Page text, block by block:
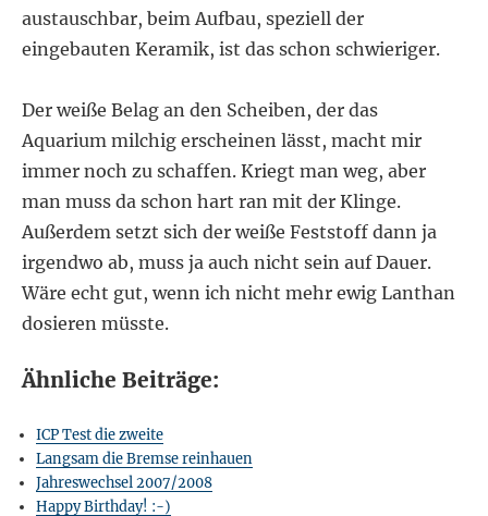
austauschbar, beim Aufbau, speziell der
eingebauten Keramik, ist das schon schwieriger.
Der weiße Belag an den Scheiben, der das
Aquarium milchig erscheinen lässt, macht mir
immer noch zu schaffen. Kriegt man weg, aber
man muss da schon hart ran mit der Klinge.
Außerdem setzt sich der weiße Feststoff dann ja
irgendwo ab, muss ja auch nicht sein auf Dauer.
Wäre echt gut, wenn ich nicht mehr ewig Lanthan
dosieren müsste.
Ähnliche Beiträge:
ICP Test die zweite
Langsam die Bremse reinhauen
Jahreswechsel 2007/2008
Happy Birthday! :-)